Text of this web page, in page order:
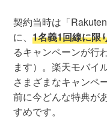
契約当時は「
に、1名義1回線に限
るキャンペーンが行
ます）。楽天モバイ
さまざまなキャンペ
前に今どんな特典が
すめです。